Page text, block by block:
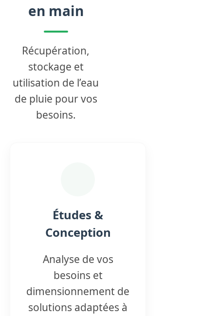
en main
Récupération,
stockage et
utilisation de l’eau
de pluie pour vos
besoins.
Études &
Conception
Analyse de vos
besoins et
dimensionnement de
solutions adaptées à